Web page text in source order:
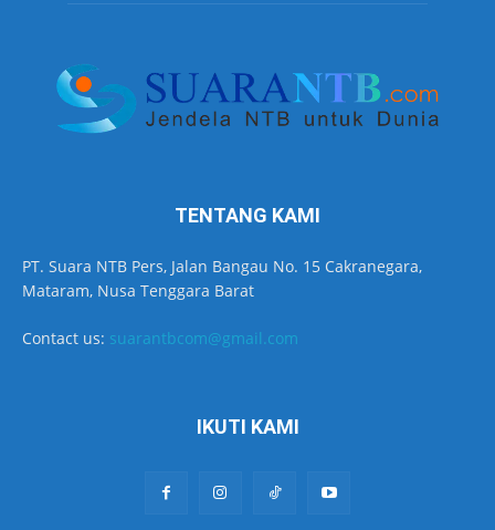
TENTANG KAMI
PT. Suara NTB Pers, Jalan Bangau No. 15 Cakranegara,
Mataram, Nusa Tenggara Barat
Contact us: suarantbcom@gmail.com
IKUTI KAMI